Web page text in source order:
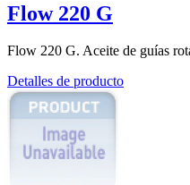
Flow 220 G
Flow 220 G. Aceite de guías
Detalles de producto